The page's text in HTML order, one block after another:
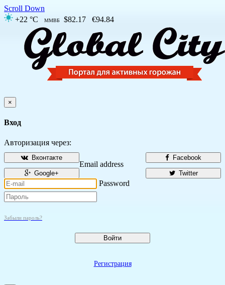
Scroll Down
+22 °C
ММВБ $82.17 €94.84
×
Вход
Авторизация через:
Facebook
Вконтакте
Twitter
Google+
Email address
Password
Забыли пароль?
Войти
Регистрация